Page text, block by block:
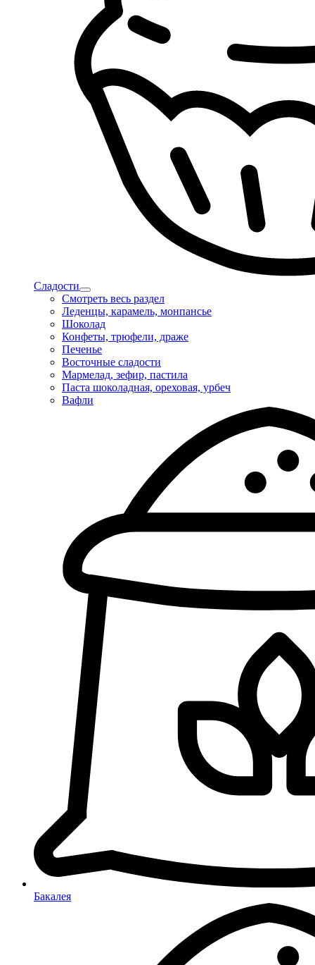
Сладости
Смотреть весь раздел
Леденцы, карамель, монпансье
Шоколад
Конфеты, трюфели, драже
Печенье
Восточные сладости
Мармелад, зефир, пастила
Паста шоколадная, ореховая, урбеч
Вафли
Бакалея